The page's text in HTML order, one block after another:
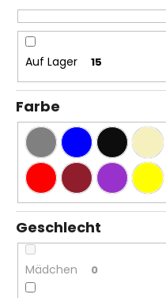
e
r
u
n
g
Auf Lager 15
Farbe
Geschlecht
Mädchen 0
KINDERWAGENUNTERLAGE
OUTLAST®
-
GRAU
MELIERT
€43,35